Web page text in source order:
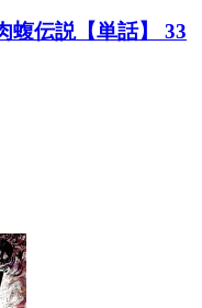
伝説【単話】 33